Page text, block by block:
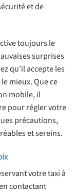
et de
toujours le
surprises
qu’il accepte les
mieux. Que ce
mobile, il
pour régler votre
précautions,
et sereins.
votre taxi à
contactant